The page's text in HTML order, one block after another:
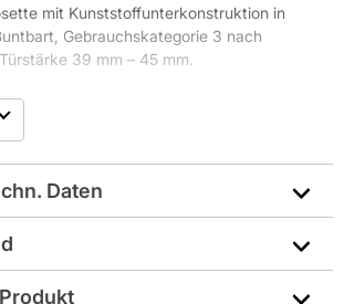
mit Kunststoffunterkonstruktion in
Gebrauchskategorie 3 nach
39 mm – 45 mm.
Daten